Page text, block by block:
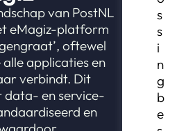
van PostNL
eMagiz-platform
oftewel
applicaties en
verbindt. Dit
en service-
en
s
s
i
n
g
b
e